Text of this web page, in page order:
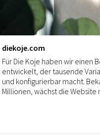
diekoje.com
Für Die Koje haben wir einen
entwickelt, der tausende
und konfigurierbar macht.
Millionen, wächst die Website